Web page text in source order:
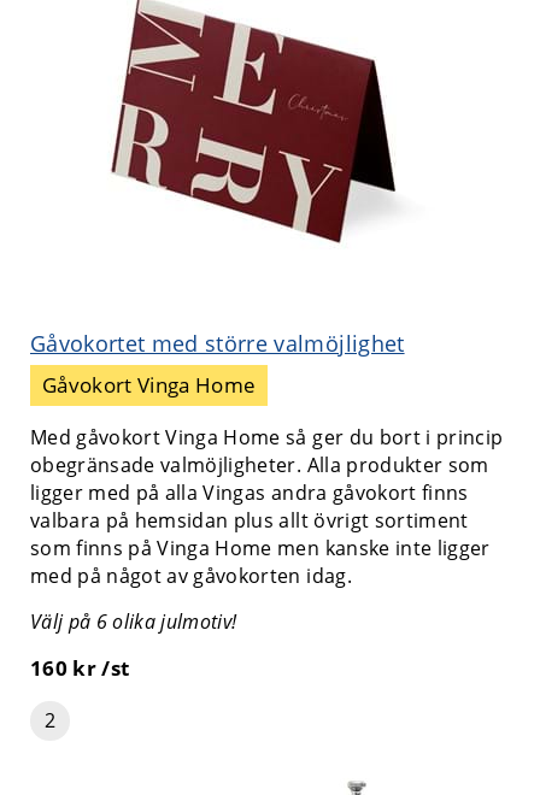
Gåvokortet med större valmöjlighet
Gåvokort Vinga Home
Med gåvokort Vinga Home så ger du bort i princip
obegränsade valmöjligheter. Alla produkter som
ligger med på alla Vingas andra gåvokort finns
valbara på hemsidan plus allt övrigt sortiment
som finns på Vinga Home men kanske inte ligger
med på något av gåvokorten idag.
Välj på 6 olika julmotiv!
160 kr /st
2